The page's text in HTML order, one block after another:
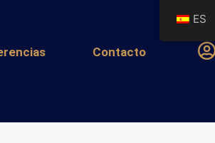
Contacto
ES